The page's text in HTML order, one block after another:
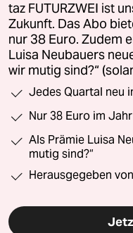
taz FUTURZWEI ist
Zukunft. Das Abo
nur 38 Euro. Zudem
Luisa Neubauers
wir mutig sind?“
Jedes Quartal neu
Nur 38 Euro im Jahr
Als Prämie Luisa
mutig sind?“
Herausgegeben